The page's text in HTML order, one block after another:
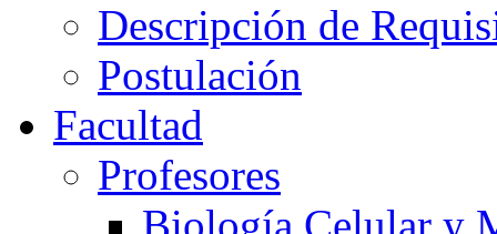
Descripción de
Postulación
Facultad
Profesores